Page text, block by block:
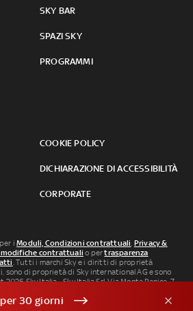
SKY BAR
SPAZI SKY
PROGRAMMI
COOKIE POLICY
DICHIARAZIONE DI ACCESSIBILITÀ
CORPORATE
iModuli, Condizioni contrattuali, Privacy &
contrattuali o pertrasparenza
. Tutti i marchi Sky e i diritti di proprietà
sono di proprietà di Sky international AG e sono
Sky Italia - Sky Italia Srl Via Monte Penice, 7 -
SkyTG24: ISSN 3035-1537 e SkySport: ISSN
30 giorni